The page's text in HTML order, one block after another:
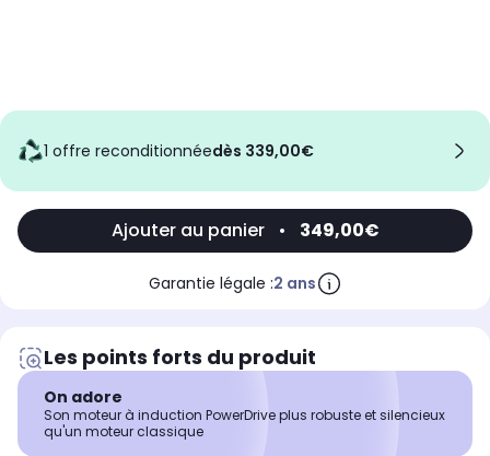
1 offre reconditionnée dès 339,00€
Ajouter au panier • 349,00€
Garantie légale :2 ans
Les points forts du produit
On adore
Son moteur à induction PowerDrive plus robuste et silencieux
qu'un moteur classique